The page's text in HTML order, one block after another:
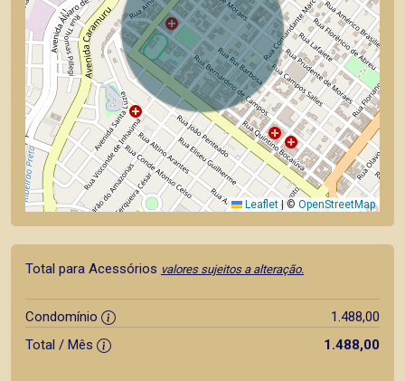
Leaflet |© OpenStreetMap
Total para Acessórios valores sujeitos a alteração.
Condomínio
1.488,00
Total / Mês
1.488,00